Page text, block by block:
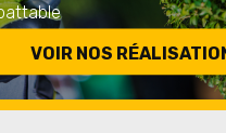
VOIR NOS
de qualité